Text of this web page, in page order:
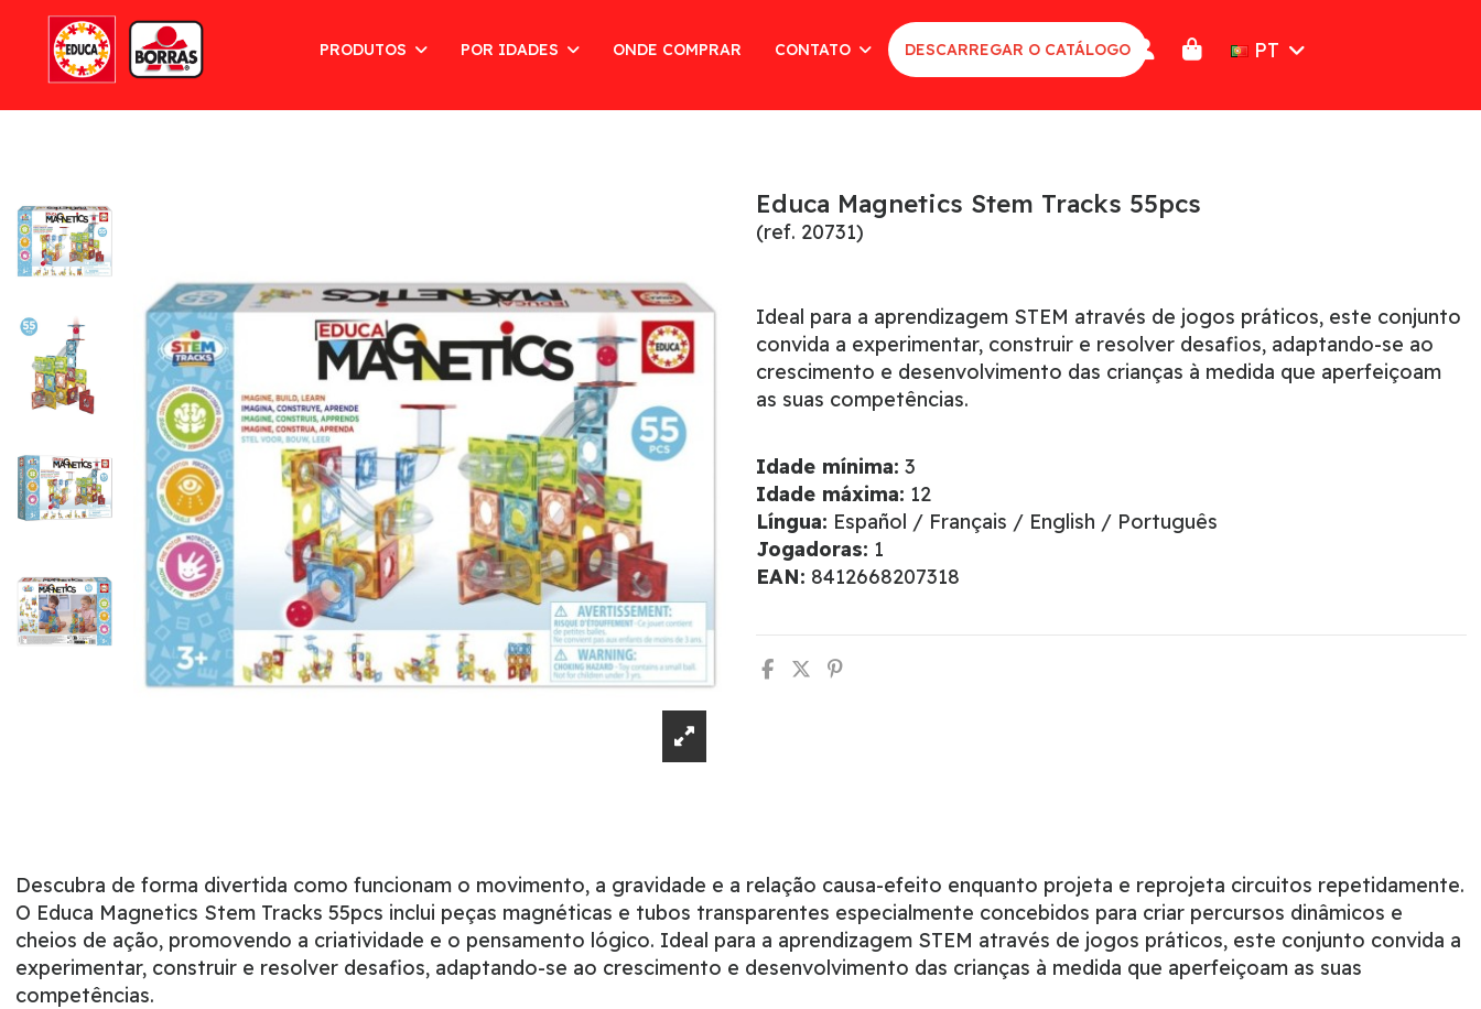
PRODUTOS POR IDADES ONDE COMPRAR CONTATO DESCARREGAR O CATÁLOGO PT
Educa Magnetics Stem Tracks 55pcs
(ref. 20731)
Ideal para a aprendizagem STEM através de jogos práticos, este conjunto
convida a experimentar, construir e resolver desafios, adaptando-se ao
crescimento e desenvolvimento das crianças à medida que aperfeiçoam
as suas competências.
Idade mínima: 3
Idade máxima: 12
Língua: Español / Français / English / Português
Jogadoras: 1
EAN: 8412668207318
Descubra de forma divertida como funcionam o movimento, a gravidade e a relação causa-efeito enquanto projeta e reprojeta circuitos repetidamente.
O Educa Magnetics Stem Tracks 55pcs inclui peças magnéticas e tubos transparentes especialmente concebidos para criar percursos dinâmicos e
cheios de ação, promovendo a criatividade e o pensamento lógico. Ideal para a aprendizagem STEM através de jogos práticos, este conjunto convida a
experimentar, construir e resolver desafios, adaptando-se ao crescimento e desenvolvimento das crianças à medida que aperfeiçoam as suas
competências.